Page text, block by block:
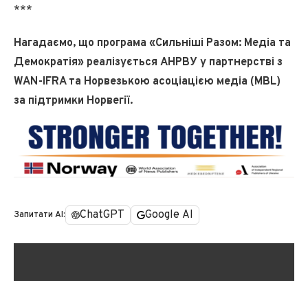
***
Нагадаємо, що програма «Сильніші Разом: Медіа та
Демократія» реалізується АНРВУ у партнерстві з
WAN-IFRA та Норвезькою асоціацією медіа (MBL)
за підтримки Норвегії.
Запитати AI: ChatGPT Google AI